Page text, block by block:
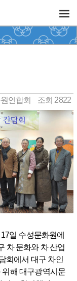
연합회 조회 2822
일 수성문화원에
차 문화와 차 산업
회에서 대구 차인
위해 대구광역시문